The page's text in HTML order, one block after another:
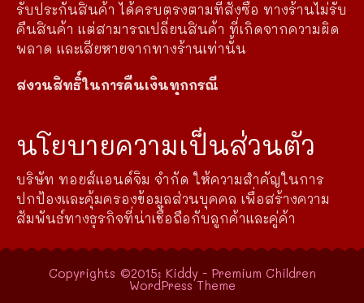
รับประกันสินค้า ได้ครบตรงตามที่สั่งซื้อ ทางร้านไม่รับ
คืนสินค้า แต่สามารถเปลี่ยนสินค้า ที่เกิดจากความผิด
พลาด และเสียหายจากทางร้านเท่านั้น
สงวนสิทธิ์ในการคืนเงินทุกกรณี
นโยบายความเป็นส่วนตัว
บริษัท ทอยส์แอนด์จิม จำกัด ให้ความสำคัญในการ
ปกป้องและคุ้มครองข้อมูลส่วนบุคคล เพื่อสร้างความ
สัมพันธ์ทางธุรกิจที่น่าเชื่อถือกับลูกค้าและคู่ค้า
Copyrights ©2015: Kiddy - Premium Children
WordPress Theme